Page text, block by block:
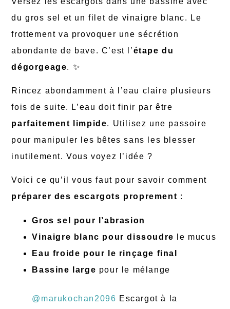
du gros sel et un filet de vinaigre blanc. Le
frottement va provoquer une sécrétion
abondante de bave. C’est l’étape du
dégorgeage. ✨
Rincez abondamment à l’eau claire plusieurs
fois de suite. L’eau doit finir par être
parfaitement limpide. Utilisez une passoire
pour manipuler les bêtes sans les blesser
inutilement. Vous voyez l’idée ?
Voici ce qu’il vous faut pour savoir comment
préparer des escargots proprement :
Gros sel pour l’abrasion
Vinaigre blanc pour dissoudre
le mucus
Eau froide pour le rinçage final
Bassine large pour le mélange
@marukochan2096 Escargot à la